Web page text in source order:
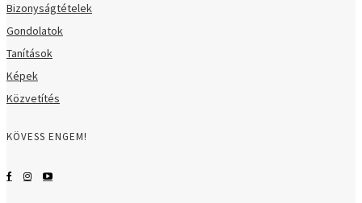
Bizonyságtételek
Gondolatok
Tanítások
Képek
Közvetítés
KÖVESS ENGEM!